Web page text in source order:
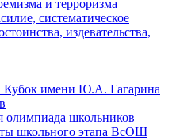
и терроризма
систематическое
издевательства,
Кубок имени Ю.А. Гагарина
олимпиада школьников
школьного этапа ВсОШ